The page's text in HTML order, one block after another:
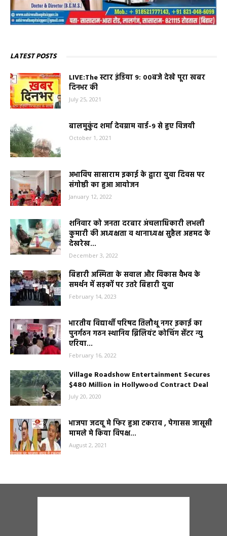
LATEST POSTS
LIVE:The स्टार इंडिया 9: 00बजे देखे पूरा खबर
दिनभर की
July 25, 2021
बालमुकुंद शर्मा देवग्राम वार्ड-9 से हुए विजयी
October 1, 2021
अभाविप सासाराम इकाई के द्वारा युवा दिवस पर
संगोष्ठी का हुआ आयोजन
January 12, 2022
शनिवार को जनता दरबार अंचलाधिकारी लभली
कुमारी की अध्यक्षता व थानाध्यक्ष सुहैल अहमद के
देखरेख...
December 3, 2022
बिहारी अस्मिता के सवाल और विकास वैभव के
समर्थन में सड़कों पर उतरे बिहारी युवा
February 14, 2023
भारतीय विद्यार्थी परिषद तिलौथू नगर इकाई का
पुनर्गठन गठन स्थानिय ब्रिलियंट कोचिंग सेंटर न्यु
एरिया...
February 16, 2022
Village Roadshow Entertainment Secures
$480 Million in Hollywood Contract Deal
July 20, 2020
भाजपा जदयू मे फिर हुआ टकराव , पेगासस जासूसी
मामले मे किया विपक्ष...
August 2, 2021